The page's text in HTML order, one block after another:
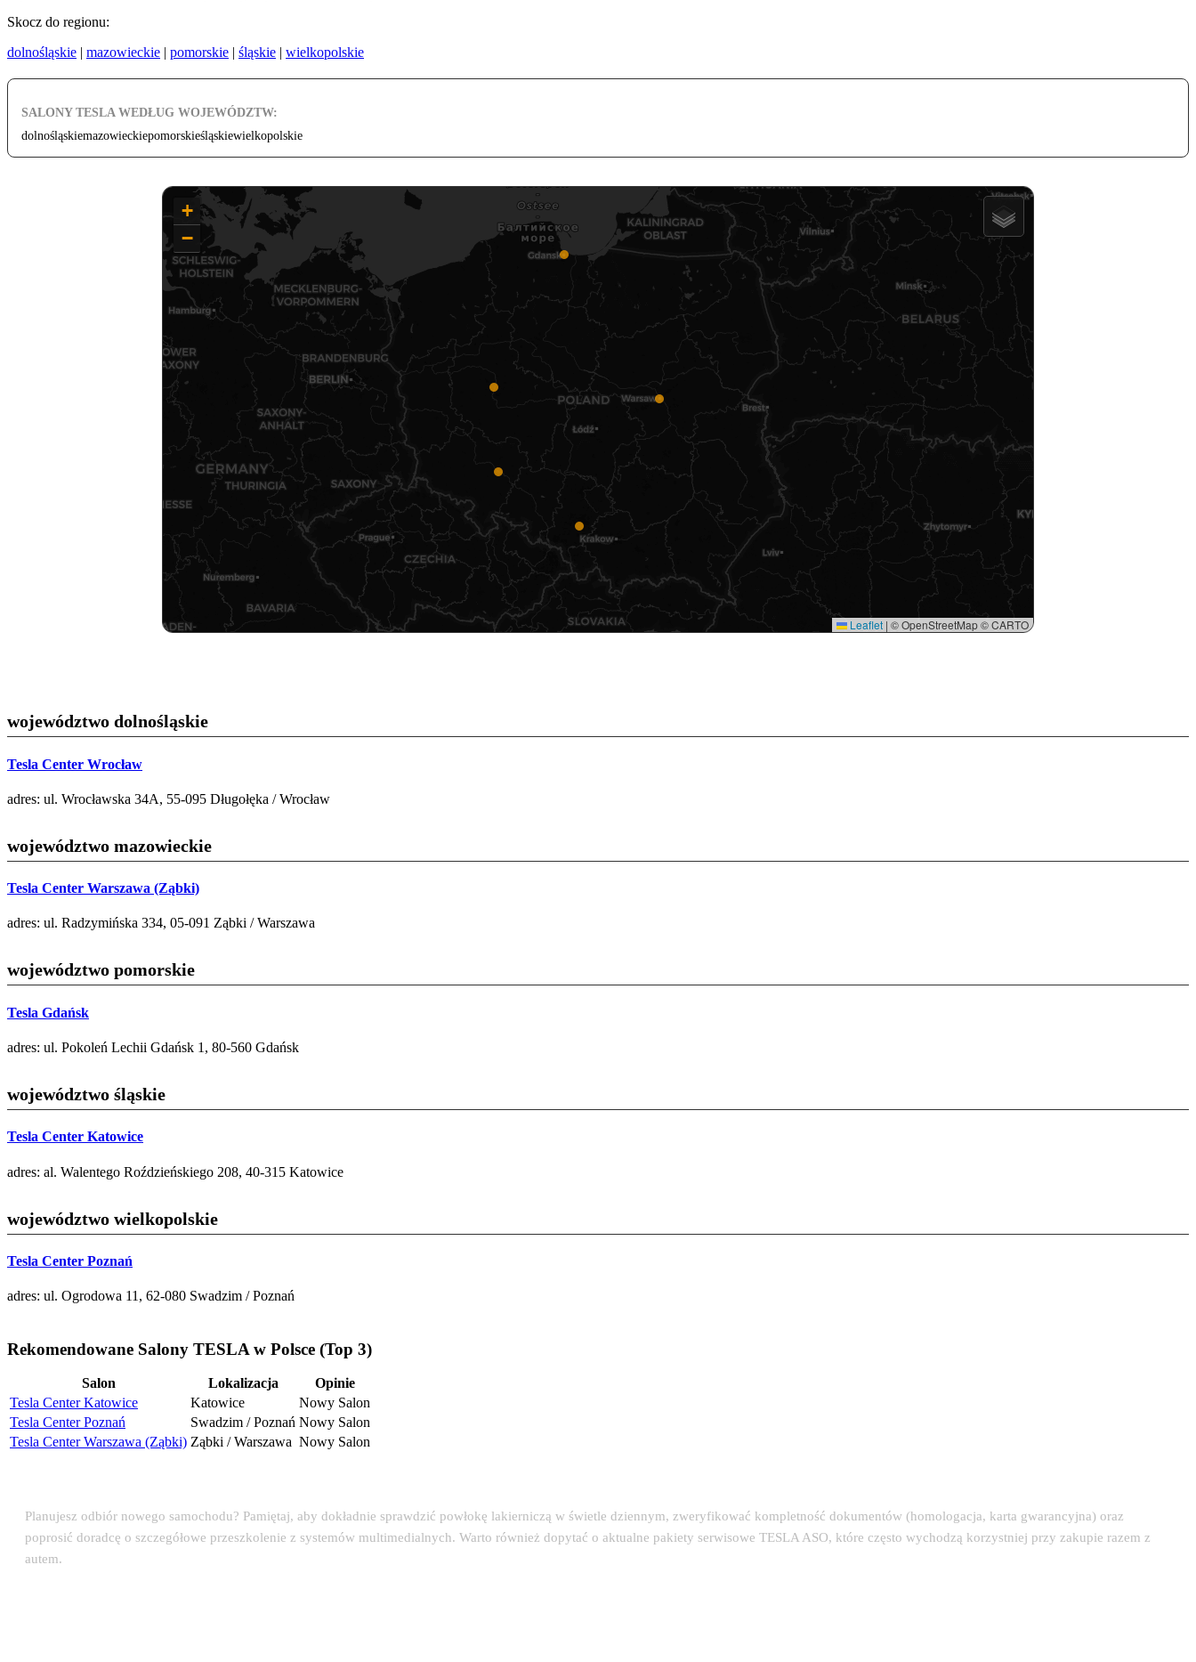
Skocz do regionu:
dolnośląskie | mazowieckie | pomorskie | śląskie | wielkopolskie
SALONY TESLA WEDŁUG WOJEWÓDZTW:
dolnośląskiemazowieckiepomorskieśląskiewielkopolskie
+
−
Leaflet | © OpenStreetMap © CARTO
województwo dolnośląskie
Tesla Center Wrocław
adres: ul. Wrocławska 34A, 55-095 Długołęka / Wrocław
województwo mazowieckie
Tesla Center Warszawa (Ząbki)
adres: ul. Radzymińska 334, 05-091 Ząbki / Warszawa
województwo pomorskie
Tesla Gdańsk
adres: ul. Pokoleń Lechii Gdańsk 1, 80-560 Gdańsk
województwo śląskie
Tesla Center Katowice
adres: al. Walentego Roździeńskiego 208, 40-315 Katowice
województwo wielkopolskie
Tesla Center Poznań
adres: ul. Ogrodowa 11, 62-080 Swadzim / Poznań
Rekomendowane Salony TESLA w Polsce (Top 3)
Salon Lokalizacja
Opinie
Tesla Center Katowice
Katowice
Nowy Salon
Tesla Center Poznań
Swadzim / Poznań Nowy Salon
Tesla Center Warszawa (Ząbki) Ząbki / Warszawa Nowy Salon
Planujesz odbiór nowego samochodu? Pamiętaj, aby dokładnie sprawdzić powłokę lakierniczą w świetle dziennym, zweryfikować kompletność dokumentów (homologacja, karta gwarancyjna) oraz
poprosić doradcę o szczegółowe przeszkolenie z systemów multimedialnych. Warto również dopytać o aktualne pakiety serwisowe TESLA ASO, które często wychodzą korzystniej przy zakupie razem z
autem.